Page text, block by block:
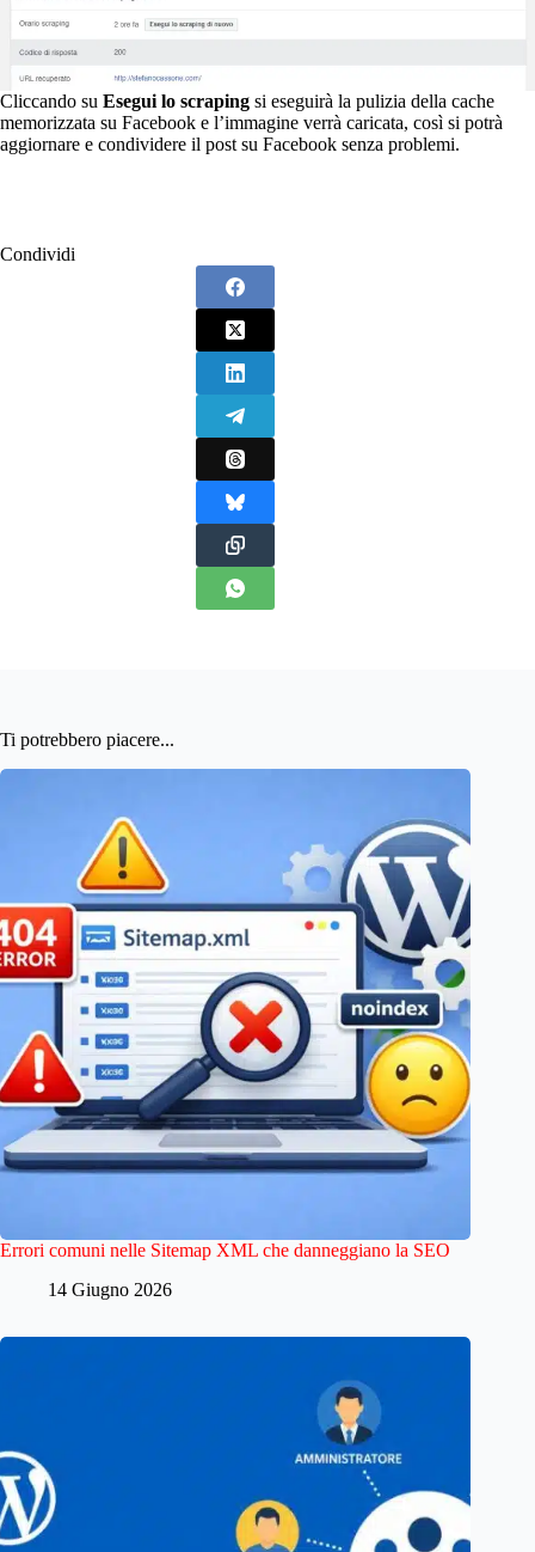
Cliccando su Esegui lo scraping si eseguirà la pulizia della cache
memorizzata su Facebook e l’immagine verrà caricata, così si potrà
aggiornare e condividere il post su Facebook senza problemi.
Condividi
Ti potrebbero piacere...
Errori comuni nelle Sitemap XML che danneggiano la SEO
14 Giugno 2026